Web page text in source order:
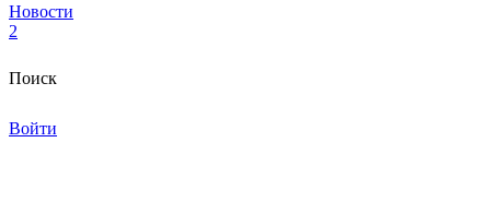
Новости
2
Поиск
Войти